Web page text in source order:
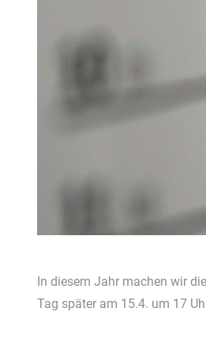
In diesem Jahr machen wir
Tag später am 15.4. um 17